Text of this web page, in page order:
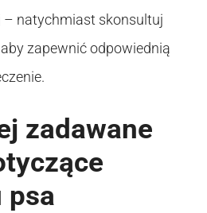
– natychmiast skonsultuj
zapewnić odpowiednią
zadawane
psa